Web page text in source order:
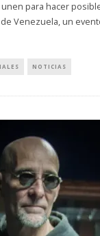
unen para hacer
Venezuela, un
NOTICIAS